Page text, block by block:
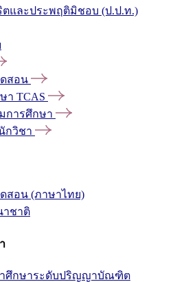
ตและประพฤติมิชอบ (ป.ป.ท.)
สอน
า TCAS
การศึกษา
กวิชา
สอน (ภาษาไทย)
าชาติ
าศึกษาระดับปริญญาบัณฑิต